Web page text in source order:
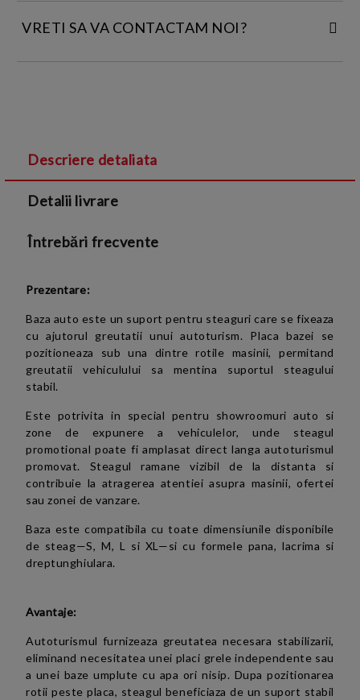
VRETI SA VA CONTACTAM NOI?
Politica de confidentialitate
Descriere detaliata
Detalii livrare
Întrebări frecvente
Prezentare:
Baza auto este un suport pentru steaguri care se fixeaza
cu ajutorul greutatii unui autoturism. Placa bazei se
pozitioneaza sub una dintre rotile masinii, permitand
greutatii vehiculului sa mentina suportul steagului
stabil.
Este potrivita in special pentru showroomuri auto si
zone de expunere a vehiculelor, unde steagul
promotional poate fi amplasat direct langa autoturismul
promovat. Steagul ramane vizibil de la distanta si
contribuie la atragerea atentiei asupra masinii, ofertei
sau zonei de vanzare.
Baza este compatibila cu toate dimensiunile disponibile
de steag—S, M, L si XL—si cu formele pana, lacrima si
dreptunghiulara.
Avantaje:
Autoturismul furnizeaza greutatea necesara stabilizarii,
eliminand necesitatea unei placi grele independente sau
a unei baze umplute cu apa ori nisip. Dupa pozitionarea
rotii peste placa, steagul beneficiaza de un suport stabil